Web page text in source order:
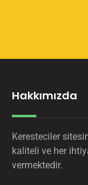
Hakkımızda
Keresteciler
kaliteli ve her
vermektedir.